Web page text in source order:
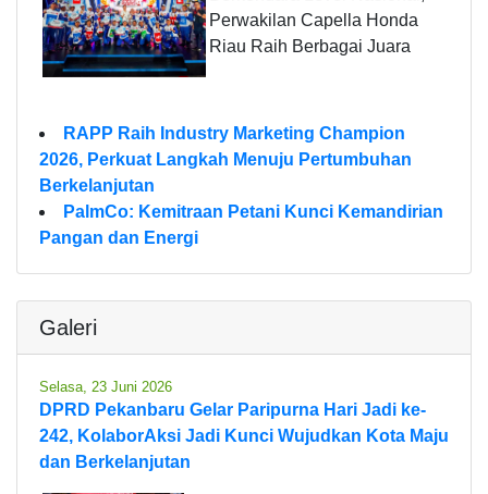
Perwakilan Capella Honda
Riau Raih Berbagai Juara
RAPP Raih Industry Marketing Champion
2026, Perkuat Langkah Menuju Pertumbuhan
Berkelanjutan
PalmCo: Kemitraan Petani Kunci Kemandirian
Pangan dan Energi
Galeri
Selasa, 23 Juni 2026
DPRD Pekanbaru Gelar Paripurna Hari Jadi ke-
242, KolaborAksi Jadi Kunci Wujudkan Kota Maju
dan Berkelanjutan